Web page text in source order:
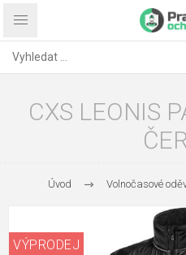
CXS LEONIS
Úvod Volnočasové
VÝPRODEJ